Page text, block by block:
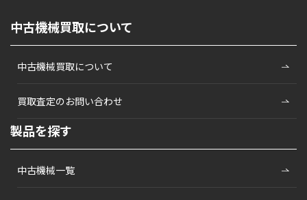
中古機械買取について
中古機械買取について
買取査定のお問い合わせ
製品を探す
中古機械一覧